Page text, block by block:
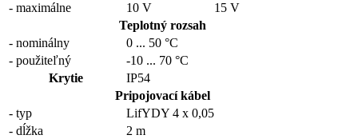
- maximálne 10 V
15 V
Teplotný rozsah
- nominálny
0 ... 50 °C
- použiteľný
-10 ... 70 °C
Krytie
IP54
Pripojovací kábel
- typ
LifYDY 4 x 0,05
- dĺžka
2 m